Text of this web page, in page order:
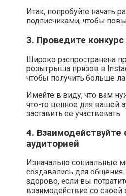
Итак, попробуйте начать
подписчиками, чтобы
3. Проведите конкурс
Широко распространена
розыгрыша призов в
чтобы получить больше
Имейте в виду, что вам
что-то ценное для вашей
заставить ее участвовать.
4. Взаимодействуйте
аудиторией
Изначально социальные
создавались для
здорово, если вы
взаимодействие со своей